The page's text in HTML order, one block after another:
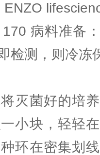
ENZO
病料准备
检测，则冷冻
灭菌好的培
小块，轻轻
环在密集划